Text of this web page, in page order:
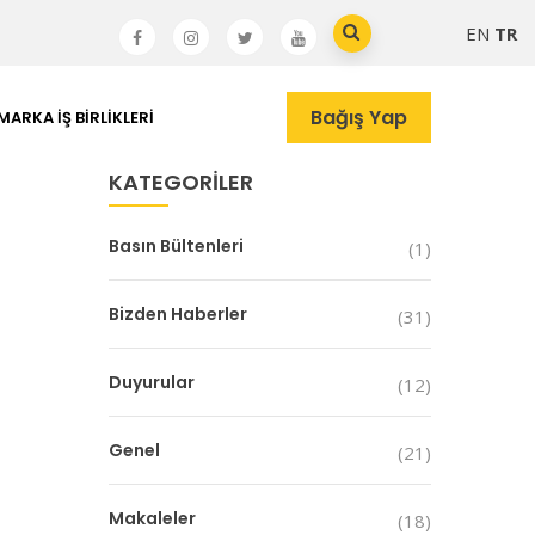
İŞ BIRLIKLERI Bağış Yap
KATEGORILER
Basın Bültenleri (1)
Bizden Haberler (31)
Duyurular (12)
Genel (21)
Makaleler (18)
EN TR